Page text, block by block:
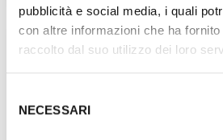
pubblicità e social media, i quali
con altre informazioni che ha
raccolto dal suo utilizzo dei loro
delNECESSARI
BAGNO